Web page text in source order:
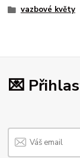
vazbové květy
💌